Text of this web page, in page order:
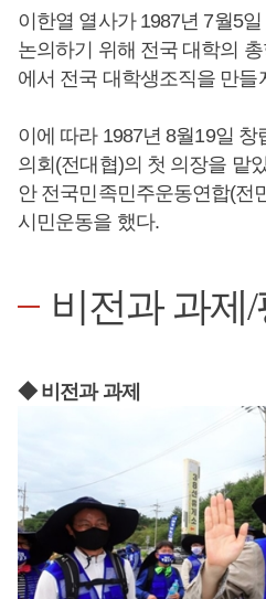
이한열 열사가 1987년 7월5
논의하기 위해 전국 대학의
에서 전국 대학생조직을 만들
이에 따라 1987년 8월19일
의회(전대협)의 첫 의장을 맡
안 전국민족민주운동연합(전
시민운동을 했다.
비전과 과제
◆ 비전과 과제